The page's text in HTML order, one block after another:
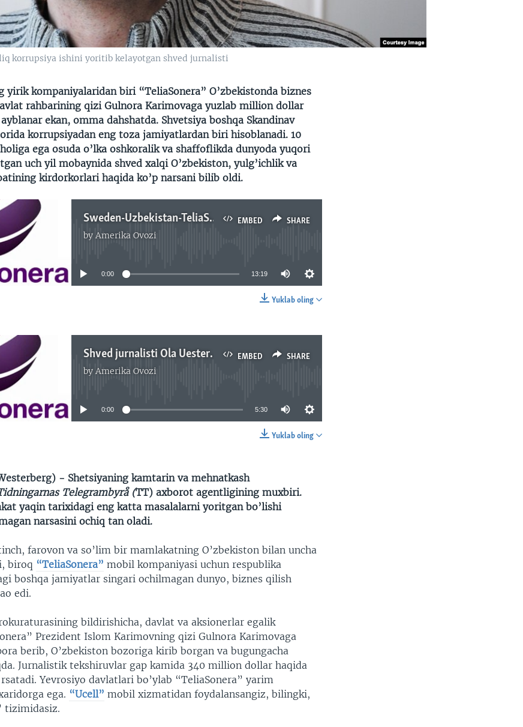
korrupsiya ishini yoritib kelayotgan shved jurnalisti
yirik kompaniyalaridan biri “TeliaSonera” O’zbekistonda biznes
rahbarining qizi Gulnora Karimovaga yuzlab million dollar
ekan, omma dahshatda. Shvetsiya boshqa Skandinav
korrupsiyadan eng toza jamiyatlardan biri hisoblanadi. 10
ega osuda o’lka oshkoralik va shaffoflikda dunyoda yuqori
uch yil mobaynida shved xalqi O’zbekiston, yulg’ichlik va
kirdorkorlari haqida ko’p narsani bilib oldi.
EMBED SHARE
Sweden-Uzbekistan-TeliaSonera - Ola Westerberg, Swedish Journalist - Navbahor Imamova, VOA Uzbek
byAmerika Ovozi
No media source currently available
0:00 13:19
Yuklab oling
EMBED SHARE
Shved jurnalisti Ola Uesterberg mamlakatdagi eng yirik korrupsiya ishini yoritib kelmoqda - Navbahor Imamova
byAmerika Ovozi
No media source currently available
0:00 5:30
Yuklab oling
- Shetsiyaning kamtarin va mehnatkash
Telegrambyrå (TT) axborot agentligining muxbiri.
yaqin tarixidagi eng katta masalalarni yoritgan bo’lishi
narsasini ochiq tan oladi.
farovon va so’lim bir mamlakatning O’zbekiston bilan uncha
biroq “TeliaSonera” mobil kompaniyasi uchun respublika
boshqa jamiyatlar singari ochilmagan dunyo, biznes qilish
edi.
bildirishicha, davlat va aksionerlar egalik
Prezident Islom Karimovning qizi Gulnora Karimovaga
berib, O’zbekiston bozoriga kirib borgan va bugungacha
Jurnalistik tekshiruvlar gap kamida 340 million dollar haqida
Yevrosiyo davlatlari bo’ylab “TeliaSonera” yarim
ega. “Ucell” mobil xizmatidan foydalansangiz, bilingki,
tizimidasiz.